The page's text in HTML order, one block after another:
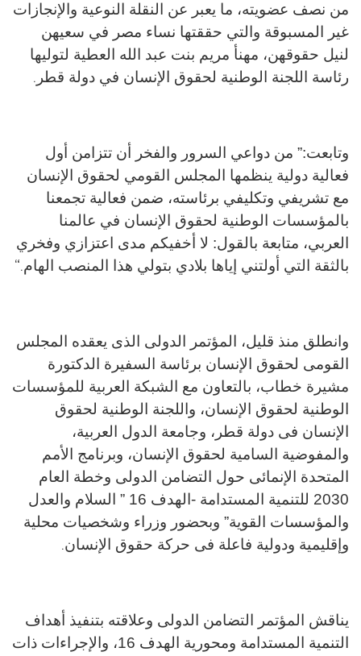
من نصف عضويته، ما يعبر عن النقلة النوعية والإنجازات
غير المسبوقة والتي حققتها نساء مصر في سعيهن
لنيل حقوقهن، مهنأ مريم بنت عبد الله العطية لتوليها
رئاسة اللجنة الوطنية لحقوق الإنسان في دولة قطر .
وتابعت:” من دواعي السرور والفخر أن تتزامن أول
فعالية دولية ينظمها المجلس القومي لحقوق الإنسان
مع تشريفي وتكليفي برئاسته، ضمن فعالية تجمعنا
بالمؤسسات الوطنية لحقوق الإنسان في عالمنا
العربي، متابعة بالقول: لا أخفيكم مدى اعتزازي وفخري
بالثقة التي أولتني إياها بلادي بتولي هذا المنصب الهام“.
وانطلق منذ قليل، المؤتمر الدولى الذى يعقده المجلس
القومى لحقوق الإنسان برئاسة السفيرة الدكتورة
مشيرة خطاب، بالتعاون مع الشبكة العربية للمؤسسات
الوطنية لحقوق الإنسان، واللجنة الوطنية لحقوق
الإنسان فى دولة قطر، وجامعة الدول العربية،
والمفوضية السامية لحقوق الإنسان، وبرنامج الأمم
المتحدة الإنمائى حول التضامن الدولى وخطة العام
2030 للتنمية المستدامة -الهدف 16 ” السلام والعدل
والمؤسسات القوية” وبحضور وزراء وشخصيات محلية
وإقليمية ودولية فاعلة فى حركة حقوق الإنسان.
يناقش المؤتمر التضامن الدولى وعلاقته بتنفيذ أهداف
التنمية المستدامة ومحورية الهدف 16، والإجراءات ذات